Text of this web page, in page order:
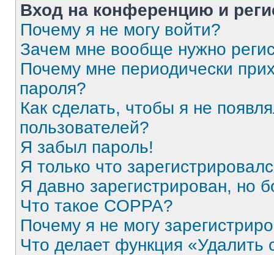
Вход на конференцию и
Почему я не могу войти?
Зачем мне вообще нужно
Почему мне периодически
пароля?
Как сделать, чтобы я не
пользователей?
Я забыл пароль!
Я только что
Я давно зарегистрирован, но
Что такое COPPA?
Почему я не могу
Что делает функция